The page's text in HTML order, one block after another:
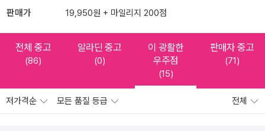
판매가 19,950원 + 마일리지 200점
전체 중고
(86)
알라딘 중고
(0)
이 광활한
우주점
(15)
판매자 중고
(71)
저가격순 모든 품질 등급 전체